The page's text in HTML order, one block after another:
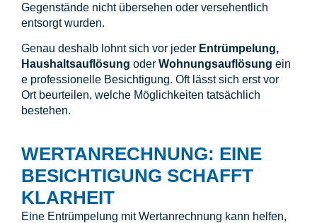
Gegenstände nicht übersehen oder versehentlich
entsorgt wurden.
Genau deshalb lohnt sich vor jeder Entrümpelung,
Haushaltsauflösung oder Wohnungsauflösung ein
e professionelle Besichtigung. Oft lässt sich erst vor
Ort beurteilen, welche Möglichkeiten tatsächlich
bestehen.
WERTANRECHNUNG: EINE
BESICHTIGUNG SCHAFFT
KLARHEIT
Eine Entrümpelung mit Wertanrechnung kann helfen,